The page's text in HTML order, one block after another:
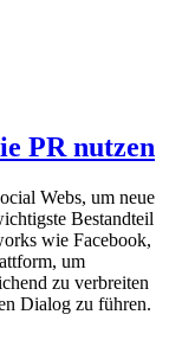
PR nutzen
Webs, um neue
Bestandteil
wie Facebook,
um
zu verbreiten
Dialog zu führen.